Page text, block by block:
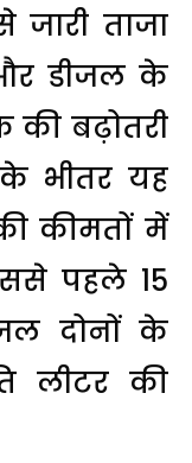
ताजा
डीजल के
की बढ़ोतरी
भीतर यह
कीमतों में
पहले 15
दोनों के
लीटर की